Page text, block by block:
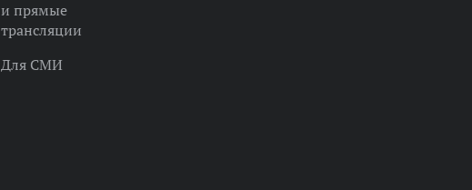
и прямые
трансляции
Для СМИ